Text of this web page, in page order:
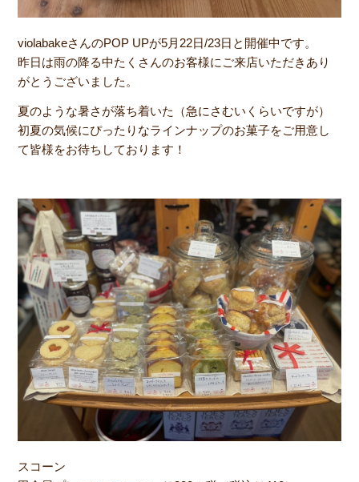
violabakeさんのPOP UPが5月22日/23日と開催中です。
昨日は雨の降る中たくさんのお客様にご来店いただきあり
がとうございました。
夏のような暑さが落ち着いた（急にさむいくらいですが）
初夏の気候にぴったりなラインナップのお菓子をご用意し
て皆様をお待ちしております！
スコーン